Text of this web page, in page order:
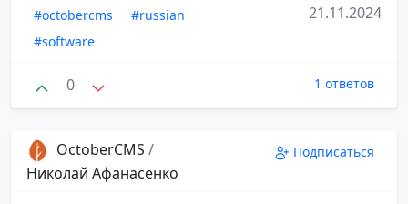
#octobercms
#russian
#software
21.11.2024
0 1 ответов
OctoberCMS /
Николай Афанасенко
Подписаться